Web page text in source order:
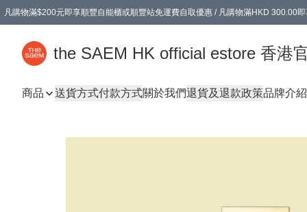
凡購物滿$200元即享順豐自能櫃或順豐站免運費自取優惠 / 凡購物滿HKD 300.00
the SAEM HK official estore 香港
商品 送貨方式付款方式關於我們退貨及退款政策品牌介紹